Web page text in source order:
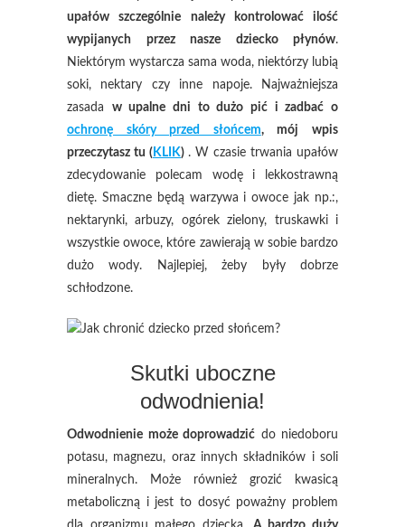
upałów szczególnie należy kontrolować ilość
wypijanych przez nasze dziecko płynów.
Niektórym wystarcza sama woda, niektórzy lubią
soki, nektary czy inne napoje. Najważniejsza
zasada w upalne dni to dużo pić i zadbać o
ochronę skóry przed słońcem, mój wpis
przeczytasz tu ( KLIK) . W czasie trwania upałów
zdecydowanie polecam wodę i lekkostrawną
dietę. Smaczne będą warzywa i owoce jak np.:,
nektarynki, arbuzy, ogórek zielony, truskawki i
wszystkie owoce, które zawierają w sobie bardzo
dużo wody. Najlepiej, żeby były dobrze
schłodzone.
Skutki uboczne
odwodnienia!
Odwodnienie może doprowadzić do niedoboru
potasu, magnezu, oraz innych składników i soli
mineralnych. Może również grozić kwasicą
metaboliczną i jest to dosyć poważny problem